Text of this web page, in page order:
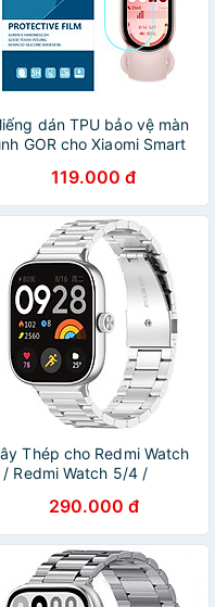
dán TPU bảo vệ màn
GOR cho Xiaomi Smart
Chính Hãng
119.000 đ
Thép cho Redmi Watch
/ Redmi Watch 5/4 /
Mi Band 9 Pro /
Mi Band 10 Pro -
Chính Hãng
290.000 đ